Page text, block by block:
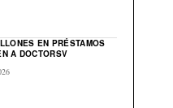
EN PRÉSTAMOS
A DOCTORSV